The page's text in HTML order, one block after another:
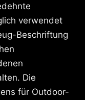
verwendet
Beschriftung
Die
für Outdoor-